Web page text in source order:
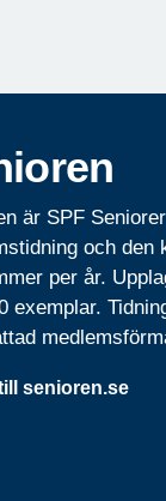
är SPF
och den
per år.
exemplar.
senioren.se